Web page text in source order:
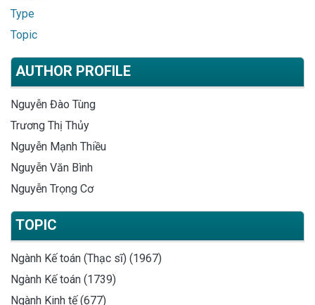
Type
Topic
AUTHOR PROFILE
Nguyễn Đào Tùng
Trương Thị Thủy
Nguyễn Mạnh Thiều
Nguyễn Văn Bình
Nguyễn Trọng Cơ
TOPIC
Ngành Kế toán (Thạc sĩ) (1967)
Ngành Kế toán (1739)
Ngành Kinh tế (677)